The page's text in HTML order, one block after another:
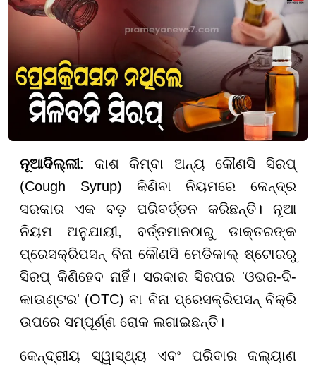
ନୂଆଦିଲ୍ଲୀ: କାଶ କିମ୍ବା ଅନ୍ୟ କୌଣସି ସିରପ୍
(Cough Syrup) କିଣିବା ନିୟମରେ କେନ୍ଦ୍ର
ସରକାର ଏକ ବଡ଼ ପରିବର୍ତ୍ତନ କରିଛନ୍ତି। ନୂଆ
ନିୟମ ଅନୁଯାୟୀ, ବର୍ତ୍ତମାନଠାରୁ ଡାକ୍ତରଙ୍କ
ପ୍ରେସକ୍ରିପସନ୍ ବିନା କୌଣସି ମେଡିକାଲ୍ ଷ୍ଟୋରରୁ
ସିରପ୍ କିଣିହେବ ନାହିଁ। ସରକାର ସିରପର 'ଓଭର-ଦି-
କାଉଣ୍ଟର' (OTC) ବା ବିନା ପ୍ରେସକ୍ରିପସନ୍ ବିକ୍ରି
ଉପରେ ସମ୍ପୂର୍ଣ୍ଣ ରୋକ ଲଗାଇଛନ୍ତି।
କେନ୍ଦ୍ରୀୟ ସ୍ୱାସ୍ଥ୍ୟ ଏବଂ ପରିବାର କଲ୍ୟାଣ